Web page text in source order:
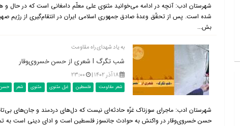
شهرستان ادب: آنچه در ادامه می‌خوانید مثنوی علی معلّم دامغانی است که در
شده است. پس از تحقّق وعدۀ صادق جمهوری اسلامی ایران در انتقام‌گیری از رژیم
بش...
به یاد شهدای راه مقاومت
شب تگرگ l شعری از حسن خسروی‌وقار
۱۸ آذر ۱۴۰۲ | ۲۳:۰۰
شعر مقاومت فلسطین غزل مثنوی مثنوی شعر حسن
شهرستان ادب: ماجرای سوزناک غزّه حادثه‌ای نیست که دل‌های دردمند و جان‌های بی‌تاب
حسن خسروی‌وقار در واکنش به حوادث جانسوز فلسطین است و ادای دینی است به